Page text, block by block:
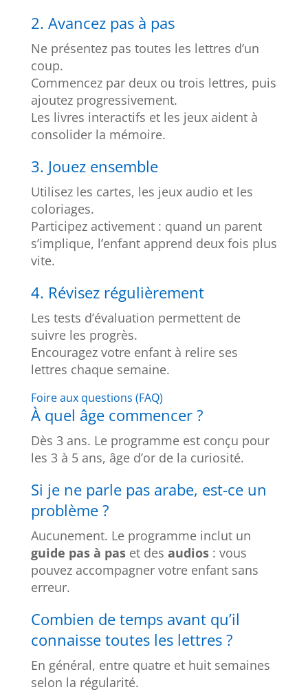
2. Avancez pas à pas
Ne présentez pas toutes les lettres d’un
coup.
Commencez par deux ou trois lettres, puis
ajoutez progressivement.
Les livres interactifs et les jeux aident à
consolider la mémoire.
3. Jouez ensemble
Utilisez les cartes, les jeux audio et les
coloriages.
Participez activement : quand un parent
s’implique, l’enfant apprend deux fois plus
vite.
4. Révisez régulièrement
Les tests d’évaluation permettent de
suivre les progrès.
Encouragez votre enfant à relire ses
lettres chaque semaine.
Foire aux questions (FAQ)
À quel âge commencer ?
Dès 3 ans. Le programme est conçu pour
les 3 à 5 ans, âge d’or de la curiosité.
Si je ne parle pas arabe, est-ce un
problème ?
Aucunement. Le programme inclut un
guide pas à paset des audios: vous
pouvez accompagner votre enfant sans
erreur.
Combien de temps avant qu’il
connaisse toutes les lettres ?
En général, entre quatre et huit semaines
selon la régularité.